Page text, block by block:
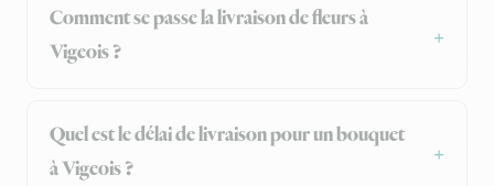
Comment se passe la livraison de fleurs à
Vigeois ?
Quel est le délai de livraison pour un bouquet
à Vigeois ?